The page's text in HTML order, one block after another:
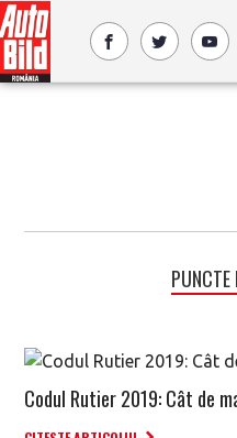
PUNCTE
Codul Rutier 2019: Cât de